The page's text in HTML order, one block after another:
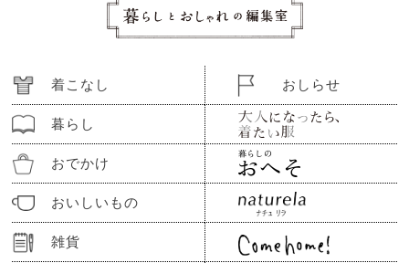
着こなし
暮らし
おでかけ
おいしいもの
雑貨
おしらせ